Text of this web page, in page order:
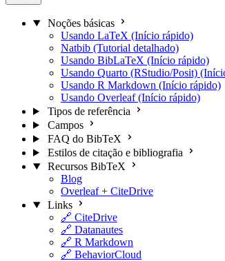
Noções básicas
Usando LaTeX (Início rápido)
Natbib (Tutorial detalhado)
Usando BibLaTeX (Início rápido)
Usando Quarto (RStudio/Posit)
Usando R Markdown (Início rápido)
Usando Overleaf (Início rápido)
Tipos de referência
Campos
FAQ do BibTeX
Estilos de citação e bibliografia
Recursos BibTeX
Blog
Overleaf + CiteDrive
Links
🔗 CiteDrive
🔗 Datanautes
🔗 R Markdown
🔗 BehaviorCloud